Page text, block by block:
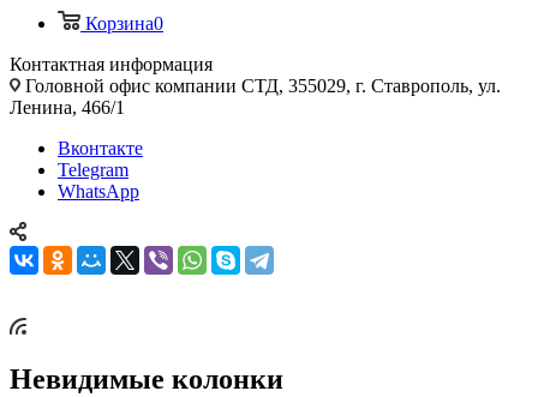
Корзина0
Контактная информация
Головной офис компании СТД, 355029, г. Ставрополь, ул.
Ленина, 466/1
Вконтакте
Telegram
WhatsApp
Невидимые колонки